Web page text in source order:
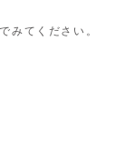
みてください。